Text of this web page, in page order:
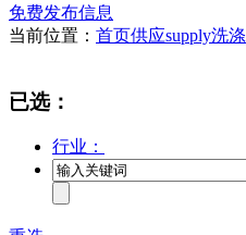
免费发布信息
当前位置： 首页供应supply洗涤
已选：
行业：